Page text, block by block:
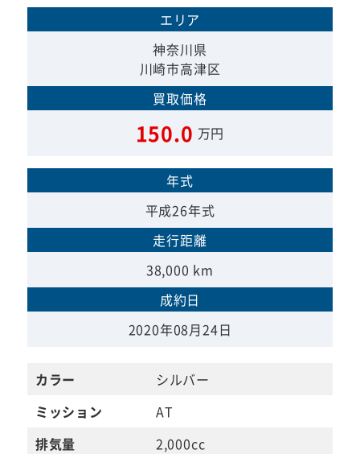
エリア
神奈川県
川崎市高津区
買取価格
150.0 万円
年式
平成26年式
走行距離
38,000 km
成約日
2020年08月24日
カラー
シルバー
ミッション
AT
排気量
2,000cc